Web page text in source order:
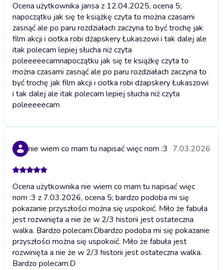
Ocena użytkownika jansa z 12.04.2025, ocena 5;
napoczątku jak się te książkę czyta to można czasami
zasnąć ale po paru rozdziałach zaczyna to być trochę jak
film akcji i ciotka robi dżapskery Łukaszowi i tak dalej ale
itak polecam lepiej słucha niż czyta
poleeeeecamnapoczątku jak się te książkę czyta to
można czasami zasnąć ale po paru rozdziałach zaczyna to
być trochę jak film akcji i ciotka robi dżapskery Łukaszowi
i tak dalej ale itak polecam lepiej słucha niż czyta
poleeeeecam
nie wiem co mam tu napisać więc nom :3 7.03.2026
Ocena użytkownika nie wiem co mam tu napisać więc
nom :3 z 7.03.2026, ocena 5; bardzo podoba mi się
pokazanie przyszłości można się uspokoić. Miło że fabuła
jest rozwinięta a nie że w 2/3 historii jest ostateczna
walka. Bardzo polecam:Dbardzo podoba mi się pokazanie
przyszłości można się uspokoić. Miło że fabuła jest
rozwinięta a nie że w 2/3 historii jest ostateczna walka.
Bardzo polecam:D